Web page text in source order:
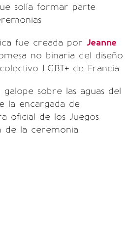
solía formar parte
fue creada por Jeanne
no binaria del diseño
LGBT+ de Francia.
sobre las aguas del
la encargada de
oficial de los Juegos
de la ceremonia.